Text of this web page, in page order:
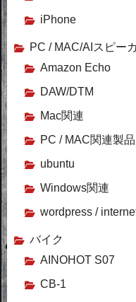
iPhone
PC / MAC/AIスピー
Amazon Echo
DAW/DTM
Mac関連
PC / MAC関連製
ubuntu
Windows関連
wordpress /
バイク
AINOHOT S07
CB-1